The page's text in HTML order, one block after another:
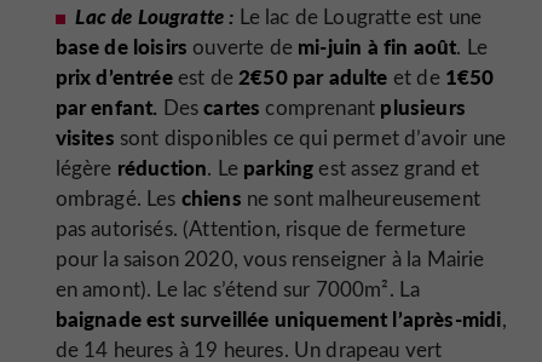
Lac de Lougratte : Le lac de Lougratte est une
base de loisirs ouverte de mi-juin à fin août. Le
prix d’entréeest de2€50 par adulte et de 1€50
par enfant. Descartes comprenant plusieurs
visites sont disponibles ce qui permet d’avoir une
légère réduction. Le parkingest assez grand et
ombragé. Les chiens ne sont malheureusement
pas autorisés. (Attention, risque de fermeture
pour la saison 2020, vous renseigner à la Mairie
en amont). Le lac s’étend sur 7000m². La
baignade est surveillée uniquement l’après-midi,
de 14 heures à 19 heures. Un drapeau vert